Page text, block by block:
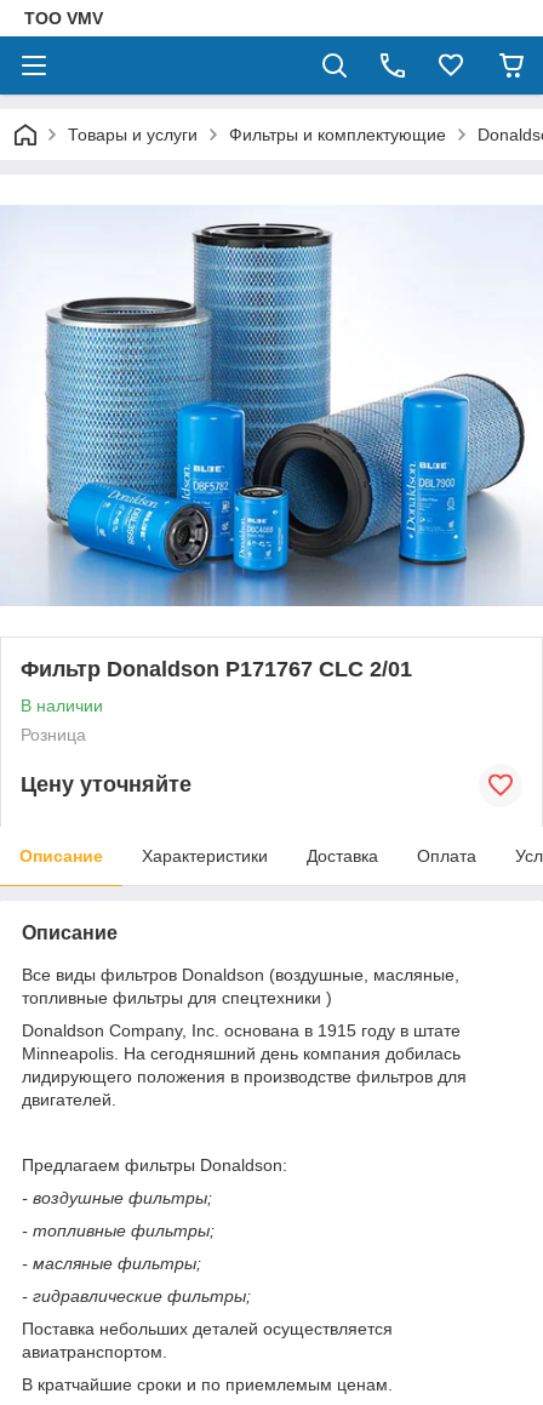
ТОО VMV
Товары и услуги Фильтры и комплектующие
Фильтр Donaldson P171767 CLC 2/01
В наличии
Розница
Цену уточняйте
Описание Характеристики Доставка Оплата
Описание
Все виды фильтров Donaldson (воздушные, масляные,
топливные фильтры для спецтехники )
Donaldson Company, Inc. основана в 1915 году в штате
Minneapolis. На сегодняшний день компания добилась
лидирующего положения в производстве фильтров для
двигателей.
Предлагаем фильтры Donaldson:
- воздушные фильтры;
- топливные фильтры;
- масляные фильтры;
- гидравлические фильтры;
Поставка небольших деталей осуществляется
авиатранспортом.
В кратчайшие сроки и по приемлемым ценам.